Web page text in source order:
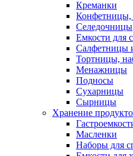
Креманки
Селедочницы
Емкости для
Салфетницы
Тортницы,
Менажницы
Подносы
Сухарницы
Сырницы
Хранение
Масленки
Наборы для